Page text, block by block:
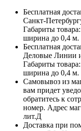
Бесплатная
Санкт-
Габариты
ширина до 0,4 м.
Бесплатная
Деловые Линии
Габариты
ширина до 0,4 м.
Самовывоз из
вам придет
обратитесь к
номер. Адрес
лит.Д
Доставка при